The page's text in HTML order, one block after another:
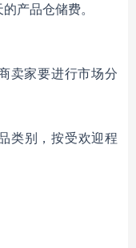
产品仓储费。
卖家要进行市场分
类别，按受欢迎程